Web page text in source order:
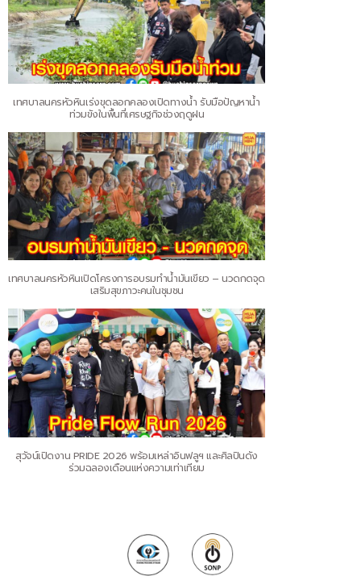
เทศบาลนครหัวหินเร่งขุดลอกคลองเปิดทางน้ำ รับมือปัญหาน้ำ
ท่วมขังในพื้นที่เศรษฐกิจช่วงฤดูฝน
เทศบาลนครหัวหินเปิดโครงการอบรมทำน้ำมันเขียว – นวดกดจุด
เสริมสุขภาวะคนในชุมชน
สุวัจน์เปิดงาน PRIDE 2026 พร้อมเหล่าอินฟลูฯ และศิลปินดัง
ร่วมฉลองเดือนแห่งความเท่าเทียม